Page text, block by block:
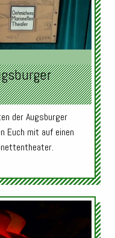
der Augsburger
Euch mit auf einen
Audio-
Player